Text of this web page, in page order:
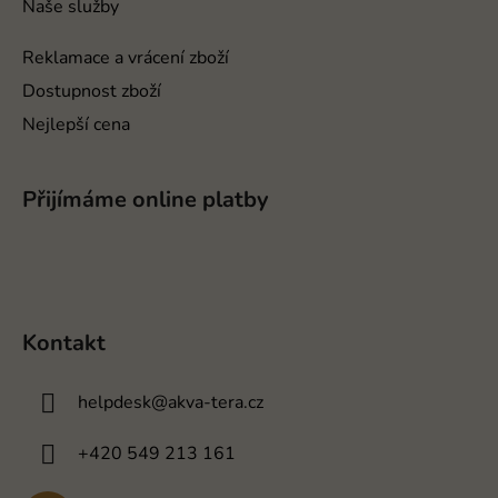
Naše služby
Reklamace a vrácení zboží
Dostupnost zboží
Nejlepší cena
Přijímáme online platby
Kontakt
helpdesk@akva-tera.cz
+420 549 213 161